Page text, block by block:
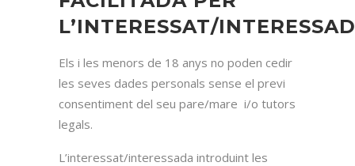
L’INTERESSAT/
Els i les menors de 18 anys no poden cedir
les seves dades personals sense el previ
consentiment del seu pare/mare i/o tutors
legals.
L’interessat/interessada introduint les